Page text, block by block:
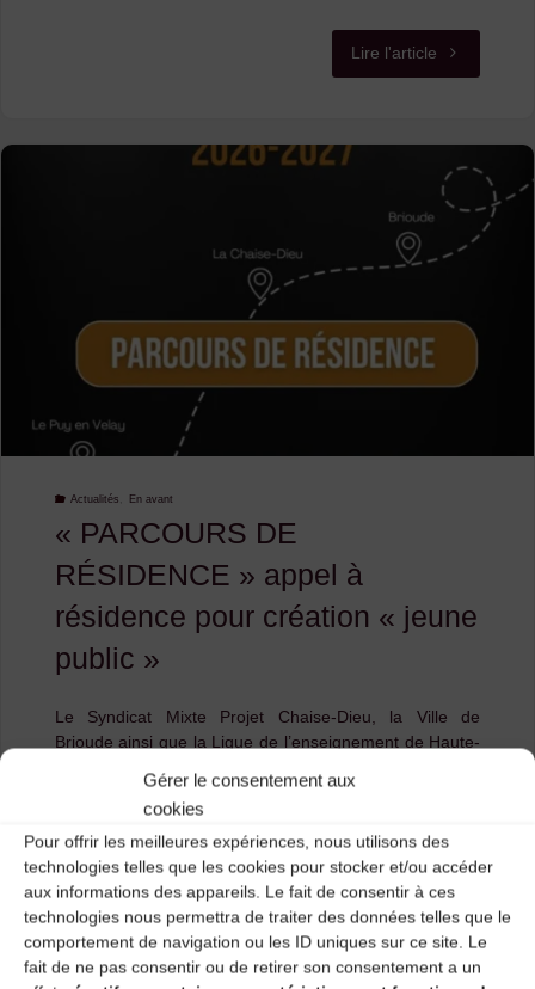
Gérer le consentement aux
cookies
Pour offrir les meilleures expériences, nous utilisons des
technologies telles que les cookies pour stocker et/ou accéder
aux informations des appareils. Le fait de consentir à ces
technologies nous permettra de traiter des données telles que le
comportement de navigation ou les ID uniques sur ce site. Le
fait de ne pas consentir ou de retirer son consentement a un
Lire l'article"Appel
projets
musiques
Actualités En avant
« PARCOURS DE
RÉSIDENCE » appel à
résidence pour création « jeune
public »
Le Syndicat Mixte Projet Chaise-Dieu, la Ville de
Brioude ainsi que la Ligue de l’enseignement de Haute-
résidence communale de Haute-Loire, intitulé «
PARCOURS DE RESIDENCE ». Ce projet est destiné à
l’accompagnement d’une compagnie pour une création
jeune public et à …
Lire l'article "«
PARCOURS